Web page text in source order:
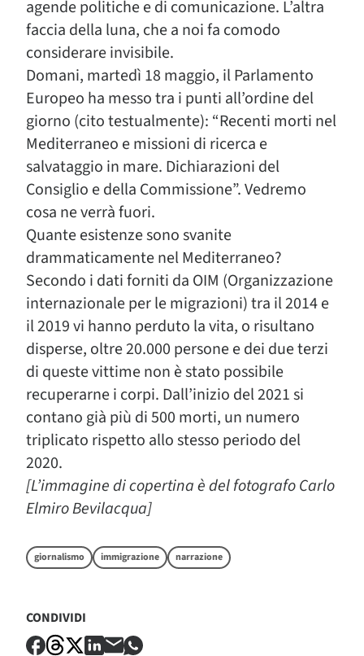
agende politiche e di comunicazione. L’altra
faccia della luna, che a noi fa comodo
considerare invisibile.
Domani, martedì 18 maggio, il Parlamento
Europeo ha messo tra i punti all’ordine del
giorno (cito testualmente): “Recenti morti nel
Mediterraneo e missioni di ricerca e
salvataggio in mare. Dichiarazioni del
Consiglio e della Commissione”. Vedremo
cosa ne verrà fuori.
Quante esistenze sono svanite
drammaticamente nel Mediterraneo?
Secondo i dati forniti da OIM (Organizzazione
internazionale per le migrazioni) tra il 2014 e
il 2019 vi hanno perduto la vita, o risultano
disperse, oltre 20.000 persone e dei due terzi
di queste vittime non è stato possibile
recuperarne i corpi. Dall’inizio del 2021 si
contano già più di 500 morti, un numero
triplicato rispetto allo stesso periodo del
2020.
[L’immagine di copertina è del fotografo Carlo
Elmiro Bevilacqua]
giornalismo immigrazione narrazione
CONDIVIDI